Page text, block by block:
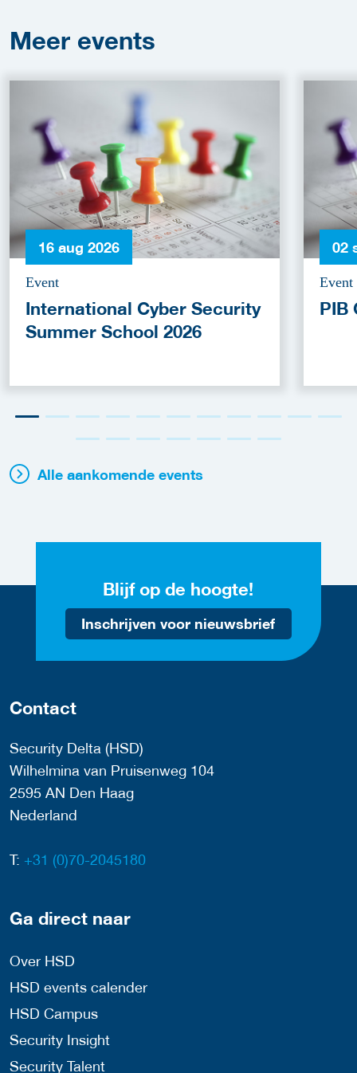
Meer events
16 aug 2026
Event
International Cyber Security
Summer School 2026
02
Event
PIB
Alle aankomende events
Blijf op de hoogte!
Inschrijven voor nieuwsbrief
Contact
Security Delta (HSD)
Wilhelmina van Pruisenweg 104
2595 AN Den Haag
Nederland
T: +31 (0)70-2045180
Ga direct naar
Over HSD
HSD events calender
HSD Campus
Security Insight
Security Talent